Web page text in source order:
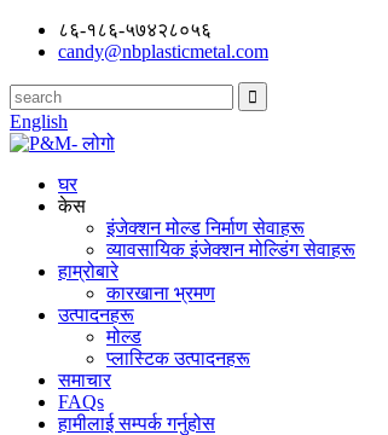
८६-१८६-५७४२८०५६
candy@nbplasticmetal.com
English
घर
केस
इंजेक्शन मोल्ड निर्माण सेवाहरू
व्यावसायिक इंजेक्शन मोल्डिंग सेवाहरू
हाम्रोबारे
कारखाना भ्रमण
उत्पादनहरू
मोल्ड
प्लास्टिक उत्पादनहरू
समाचार
FAQs
हामीलाई सम्पर्क गर्नुहोस